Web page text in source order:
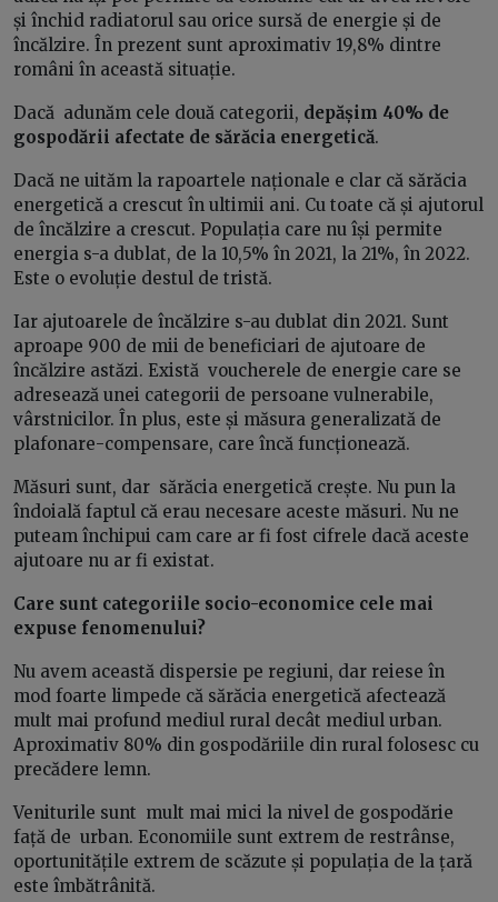
și închid radiatorul sau orice sursă de energie și de
încălzire. În prezent sunt aproximativ 19,8% dintre
români în această situație.
Dacă adunăm cele două categorii, depășim 40% de
gospodării afectate de sărăcia energetică.
Dacă ne uităm la rapoartele naționale e clar că sărăcia
energetică a crescut în ultimii ani. Cu toate că și ajutorul
de încălzire a crescut. Populația care nu își permite
energia s-a dublat, de la 10,5% în 2021, la 21%, în 2022.
Este o evoluție destul de tristă.
Iar ajutoarele de încălzire s-au dublat din 2021. Sunt
aproape 900 de mii de beneficiari de ajutoare de
încălzire astăzi. Există voucherele de energie care se
adresează unei categorii de persoane vulnerabile,
vârstnicilor. În plus, este și măsura generalizată de
plafonare-compensare, care încă funcționează.
Măsuri sunt, dar sărăcia energetică crește. Nu pun la
îndoială faptul că erau necesare aceste măsuri. Nu ne
puteam închipui cam care ar fi fost cifrele dacă aceste
ajutoare nu ar fi existat.
Care sunt categoriile socio-economice cele mai
expuse fenomenului?
Nu avem această dispersie pe regiuni, dar reiese în
mod foarte limpede că sărăcia energetică afectează
mult mai profund mediul rural decât mediul urban.
Aproximativ 80% din gospodăriile din rural folosesc cu
precădere lemn.
Veniturile sunt mult mai mici la nivel de gospodărie
față de urban. Economiile sunt extrem de restrânse,
oportunitățile extrem de scăzute și populația de la țară
este îmbătrânită.